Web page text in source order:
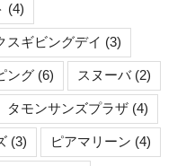
(4)
スギビングデイ (3)
ング (6) スヌーバ(2)
タモンサンズプラザ (4)
(3) ピアマリーン (4)